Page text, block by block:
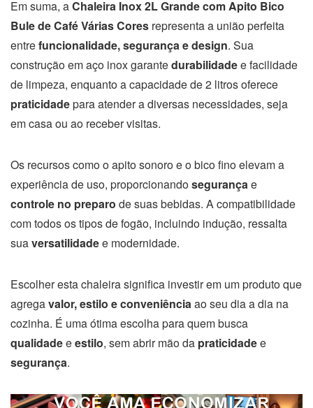
Em suma, aChaleira Inox 2L Grande com Apito Bico
Bule de Café Várias Cores representa a união perfeita
entrefuncionalidade, segurança e design. Sua
construção em aço inox garantedurabilidadee facilidade
de limpeza, enquanto a capacidade de 2 litros oferece
praticidadepara atender a diversas necessidades, seja
em casa ou ao receber visitas.
Os recursos como o apito sonoro e o bico fino elevam a
experiência de uso, proporcionandosegurançae
controle no preparo de suas bebidas. A compatibilidade
com todos os tipos de fogão, incluindo indução, ressalta
suaversatilidadee modernidade.
Escolher esta chaleira significa investir em um produto que
agregavalor, estilo e conveniênciaao seu dia a dia na
cozinha. É uma ótima escolha para quem busca
qualidadeeestilo, sem abrir mão da praticidadee
segurança.